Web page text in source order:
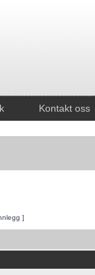
Kontakt oss
]